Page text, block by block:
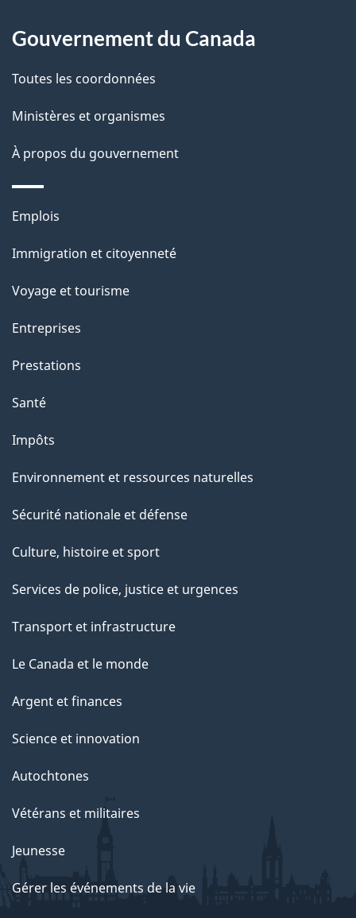
i
l
s
d
e
l
a
p
a
g
e
propos
de
ce
site
Gouvernement du Canada
Toutes les coordonnées
Ministères et organismes
À propos du gouvernement
Thèmes
sujets
Emplois
Immigration et citoyenneté
Voyage et tourisme
Entreprises
Prestations
Santé
Impôts
Environnement et ressources naturelles
Sécurité nationale et défense
Culture, histoire et sport
Services de police, justice et urgences
Transport et infrastructure
Le Canada et le monde
Argent et finances
Science et innovation
Autochtones
Vétérans et militaires
Jeunesse
Gérer les événements de la vie